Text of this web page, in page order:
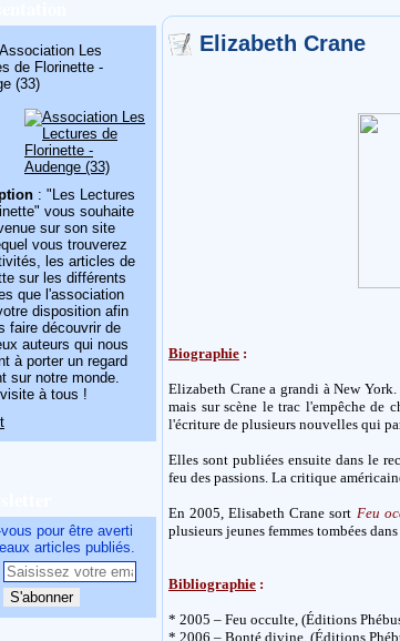
Les
de Florinette -
(33)
: "Les Lectures
vous souhaite
sur son site
vous trouverez
les articles de
sur les différents
que l'association
disposition afin
faire découvrir de
auteurs qui nous
à porter un regard
sur notre monde.
à tous !
pour être averti
articles publiés.
Elizabeth Crane
Biographie :
Elizabeth Crane a grandi à New
mais sur scène le trac l'empêche de
l'écriture de plusieurs nouvelles qui
Elles sont publiées ensuite dans le
feu des passions. La critique
En 2005, Elisabeth Crane sort Feu
plusieurs jeunes femmes tombées
Bibliographie :
* 2005 – Feu occulte, (Éditions
* 2006 – Bonté divine, (Éditions